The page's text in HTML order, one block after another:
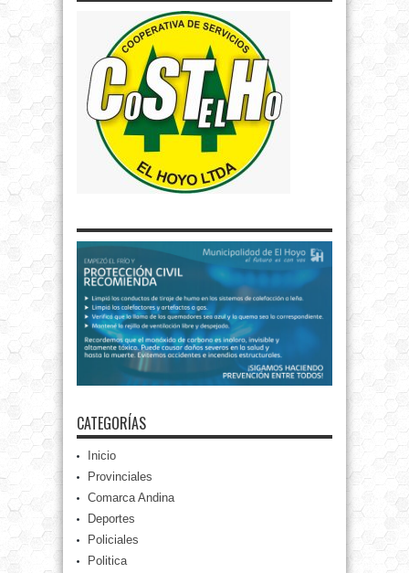
CATEGORÍAS
Inicio
Provinciales
Comarca Andina
Deportes
Policiales
Politica